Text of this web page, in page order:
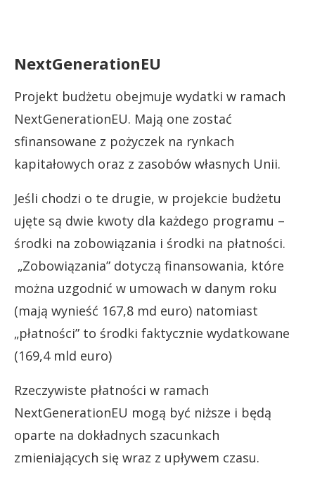
NextGenerationEU
Projekt budżetu obejmuje wydatki w ramach
NextGenerationEU. Mają one zostać
sfinansowane z pożyczek na rynkach
kapitałowych oraz z zasobów własnych Unii.
Jeśli chodzi o te drugie, w projekcie budżetu
ujęte są dwie kwoty dla każdego programu –
środki na zobowiązania i środki na płatności.
„Zobowiązania” dotyczą finansowania, które
można uzgodnić w umowach w danym roku
(mają wynieść 167,8 md euro) natomiast
„płatności” to środki faktycznie wydatkowane
(169,4 mld euro)
Rzeczywiste płatności w ramach
NextGenerationEU mogą być niższe i będą
oparte na dokładnych szacunkach
zmieniających się wraz z upływem czasu.